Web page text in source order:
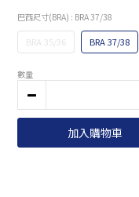
巴西尺寸(BRA) : BRA 37/38
BRA 35/36 BRA 37/38
數量
加入購物車